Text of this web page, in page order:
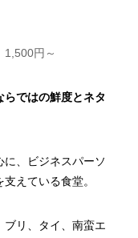
1,500円～
らではの鮮度とネタ
、ビジネスパーソ
えている食堂。
リ、タイ、南蛮エ